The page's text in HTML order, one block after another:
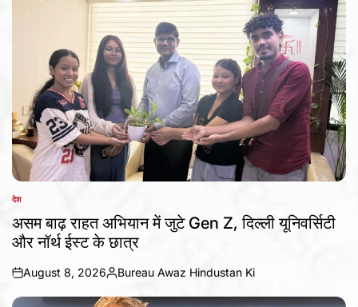
POSTED
देश
असम बाढ़ राहत अभियान में जुटे Gen Z, दिल्ली यूनिवर्सिटी
और नॉर्थ ईस्ट के छात्र
on
August 8, 2026
Posted
by
Bureau Awaz Hindustan Ki